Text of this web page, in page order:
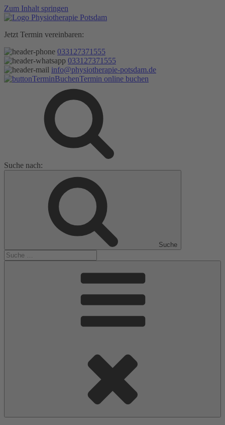
Zum Inhalt springen
Jetzt Termin vereinbaren:
033127371555
033127371555
info@physiotherapie-potsdam.de
Termin online buchen
Suche nach:
Suche